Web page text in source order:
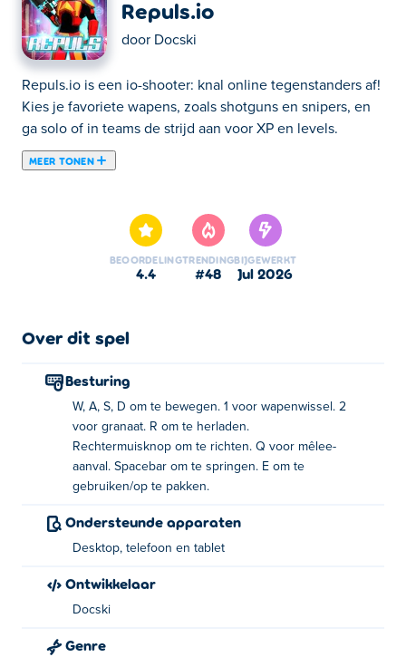
Repuls.io
door Docski
Repuls.io is een io-shooter: knal online tegenstanders af!
Kies je favoriete wapens, zoals shotguns en snipers, en
ga solo of in teams de strijd aan voor XP en levels.
MEER TONEN
in een grote open wereld terwijl je verschillende
wapens, voertuigen en uitrusting verkent. Je krijgt de
controle over een constant bewegend personage,
en zwakke punten, kun je gemakkelijk je eigen speelstijl
Ben je klaar om 's werelds eerste volledig verbeterde
supersoldaat te worden? Ga en verover, soldaat!
Hoe te spelen:
Verplaatsen - WASD-toetsen
Verander wapen - 1
Gebruik granaat - 2
Herladen - R.
Melee-aanval - Q
Jump - spatiebalk
BEOORDELING
4.4
TRENDING
#48
BIJGEWERKT
jul 2026
Over dit spel
Besturing
W, A, S, D om te bewegen. 1 voor wapenwissel. 2
voor granaat. R om te herladen.
Rechtermuisknop om te richten. Q voor mêlee-
aanval. Spacebar om te springen. E om te
gebruiken/op te pakken.
Ondersteunde apparaten
Desktop, telefoon en tablet
Ontwikkelaar
Docski
Genre